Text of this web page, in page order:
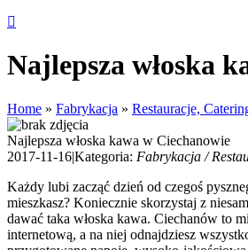
Najlepsza włoska
Home » Fabrykacja » Restauracje,
Najlepsza włoska kawa w Ciechanowie
2017-11-16|Kategoria: Fabrykacja /
Każdy lubi zacząć dzień od czegoś
mieszkasz? Koniecznie skorzystaj z
dawać taka włoska kawa. Ciechanów to
internetową, a na niej odnajdziesz